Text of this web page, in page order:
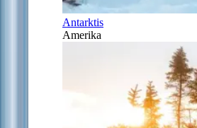
Antarktis
Amerika